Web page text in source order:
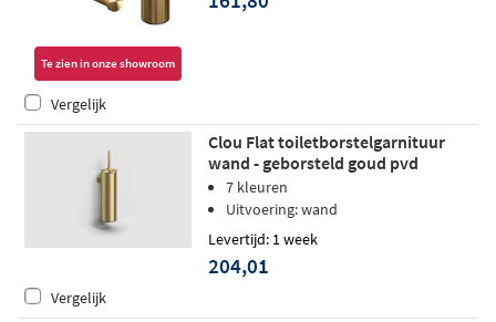
Te zien in onze showroom
Vergelijk
Clou Flat toiletborstelgarnituur
wand - geborsteld goud pvd
7 kleuren
Uitvoering: wand
Levertijd: 1 week
204,01
Vergelijk